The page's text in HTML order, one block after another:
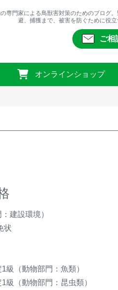
専門家による鳥獣害対策のためのブログ
避、捕獲まで、被害を防ぐために役立
ご相
オンラインショップ
建設環境）
状
級（動物部門：魚類）
級（動物部門：昆虫類）